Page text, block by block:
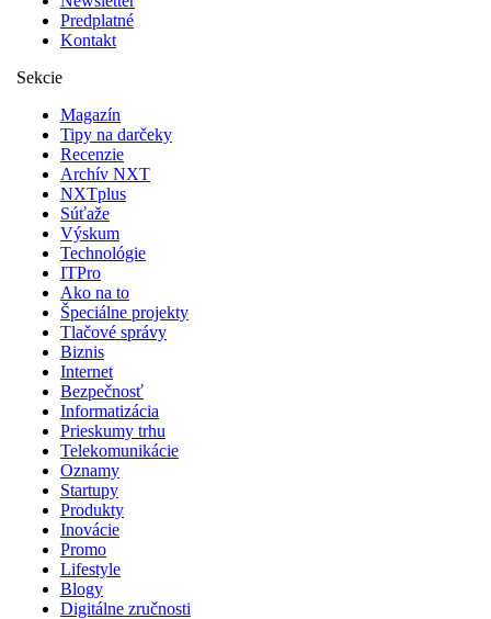
Predplatné
Kontakt
Sekcie
Magazín
Tipy na darčeky
Recenzie
Archív NXT
NXTplus
Súťaže
Výskum
Technológie
ITPro
Ako na to
Špeciálne projekty
Tlačové správy
Biznis
Internet
Bezpečnosť
Informatizácia
Prieskumy trhu
Telekomunikácie
Oznamy
Startupy
Produkty
Inovácie
Promo
Lifestyle
Blogy
Digitálne zručnosti